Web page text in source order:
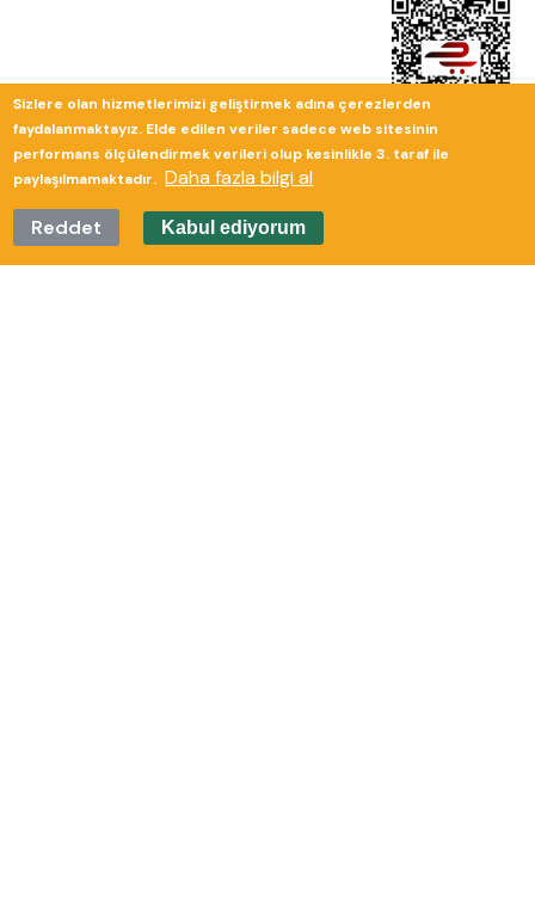
Sizlere olan hizmetlerimizi geliştirmek adına çerezlerden
faydalanmaktayız. Elde edilen veriler sadece web sitesinin
performans ölçülendirmek verileri olup kesinlikle 3. taraf ile
paylaşılmamaktadır. Daha fazla bilgi al
Reddet
Kabul ediyorum